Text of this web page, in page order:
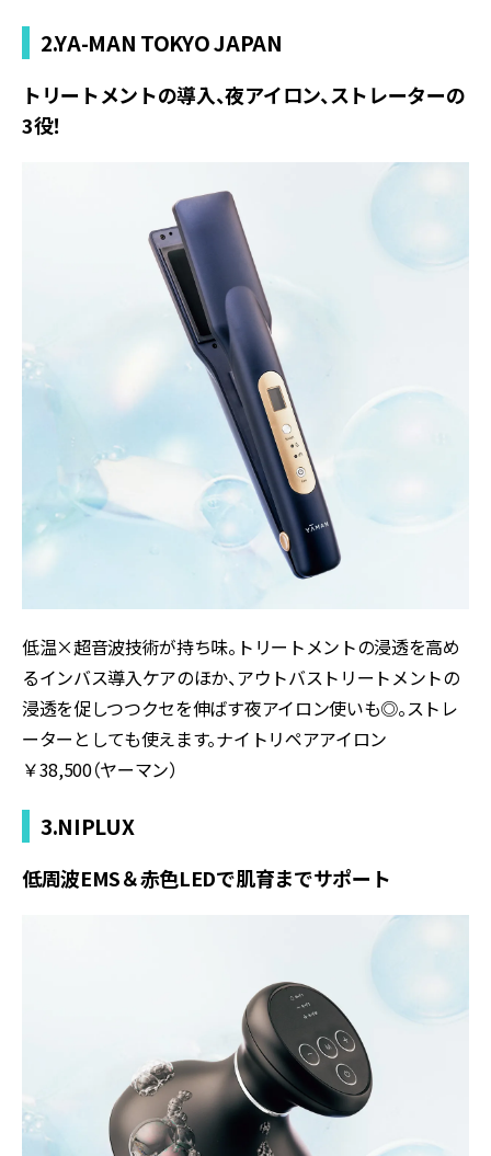
2.YA-MAN TOKYO JAPAN
トリートメントの導入、夜アイロン、ストレーターの
3役！
低温×超音波技術が持ち味。トリートメントの浸透を高め
るインバス導入ケアのほか、アウトバストリートメントの
浸透を促しつつクセを伸ばす夜アイロン使いも◎。ストレ
ーターとしても使えます。ナイトリペアアイロン
￥38,500（ヤーマン）
3.NIPLUX
低周波EMS＆赤色LEDで肌育までサポート